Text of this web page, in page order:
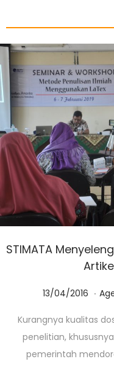
STIMATA
Posted on
13/04/2016 0
/
0
3
.
Kurangnya kualitas
penelitian,
pemerintah